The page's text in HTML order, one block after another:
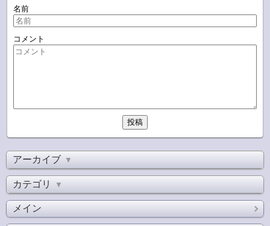
名前
コメント
アーカイブ ▼
カテゴリ ▼
メイン